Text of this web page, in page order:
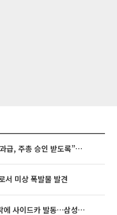
김정관 장관 “반도체 성과급, 주총 승인 받도록”…상법·자본시장법 개정 시사
서 미상 폭발물 발견
코스피, 장중 5%대 급락에 사이드카 발동…삼성·SK 동반 폭락